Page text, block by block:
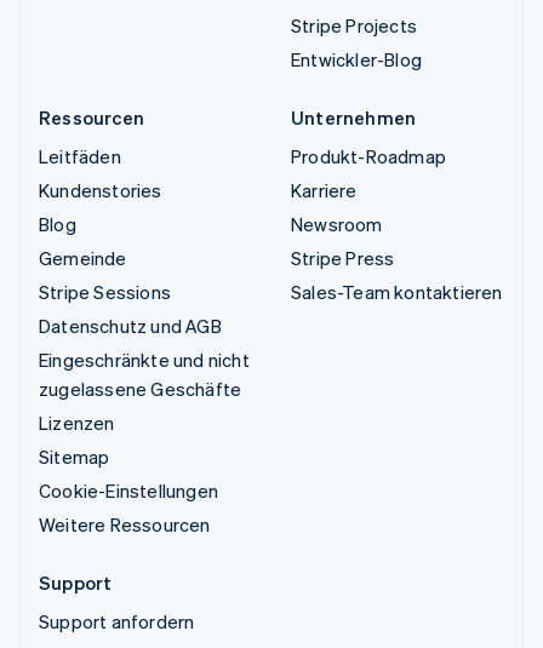
Stripe Projects
Entwickler-Blog
Ressourcen
Leitfäden
Kundenstories
Blog
Gemeinde
Stripe Sessions
Datenschutz und AGB
Eingeschränkte und nicht
zugelassene Geschäfte
Lizenzen
Sitemap
Cookie-Einstellungen
Weitere Ressourcen
Unternehmen
Produkt-Roadmap
Karriere
Newsroom
Stripe Press
Sales-Team kontaktieren
Support
Support anfordern